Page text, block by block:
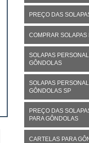
PREÇO DAS
COMPRAR SOLAPAS
SOLAPAS
GÔNDOLAS
SOLAPAS
GÔNDOLAS SP
PREÇO DAS
PARA GÔNDOLAS
CARTELAS PARA